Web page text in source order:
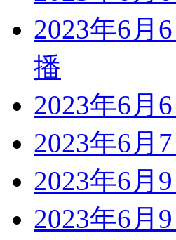
2023年6月
播
2023年6月
2023年6月
2023年6月
2023年6月